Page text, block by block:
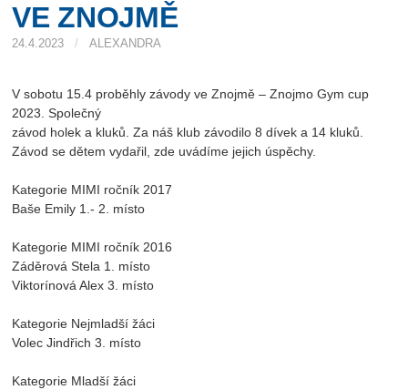
VE ZNOJMĚ
24.4.2023 / ALEXANDRA
V sobotu 15.4 proběhly závody ve Znojmě – Znojmo Gym cup
2023. Společný
závod holek a kluků. Za náš klub závodilo 8 dívek a 14 kluků.
Závod se dětem vydařil, zde uvádíme jejich úspěchy.
Kategorie MIMI ročník 2017
Baše Emily 1.- 2. místo
Kategorie MIMI ročník 2016
Záděrová Stela 1. místo
Viktorínová Alex 3. místo
Kategorie Nejmladší žáci
Volec Jindřich 3. místo
Kategorie Mladší žáci